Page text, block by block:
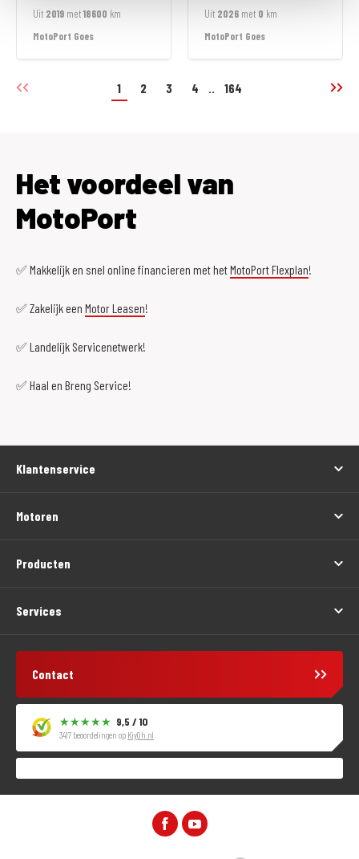
Uit 2019 met18600 km
MotoPort Goes
Uit 2026 met 0 km
MotoPort Goes
1 2 3 4 .. 164
Het voordeel van
MotoPort
✅ Makkelijk en snel online financieren met hetMotoPort Flexplan!
✅ Zakelijk een Motor Leasen!
✅ Landelijk Servicenetwerk!
✅ Haal en Breng Service!
Klantenservice
Motoren
Producten
Services
Contact
9,5 / 10
3417 beoordelingen op KiyOh.nl